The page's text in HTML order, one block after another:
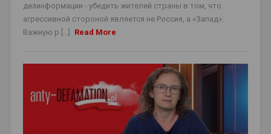
дезинформации - убедить жителей страны в том, что
агрессивной стороной является не Россия, а «Запад».
Важную р [...]
Read More